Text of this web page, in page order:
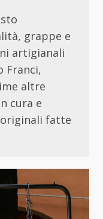
grappe e
artigianali
Franci,
altre
cura e
fatte